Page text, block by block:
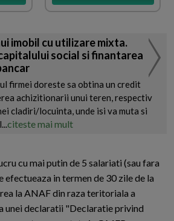
imobil cu utilizare mixta.
social si finantarea
firmei doreste sa obtina un credit
achizitionarii unui teren, respectiv
cladiri/locuinta, unde isi va muta si
citeste mai mult
cu mai putin de 5 salariati (sau fara
efectueaza in termen de 30 zile de la
la ANAF din raza teritoriala a
unei declaratii "Declaratie privind